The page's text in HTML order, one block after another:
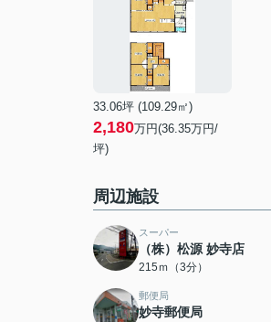
33.06坪 (109.29㎡)
2,180万円(36.35万円/
坪)
周辺施設
スーパー
（株）松源 妙寺店
215ｍ（3分）
郵便局
妙寺郵便局